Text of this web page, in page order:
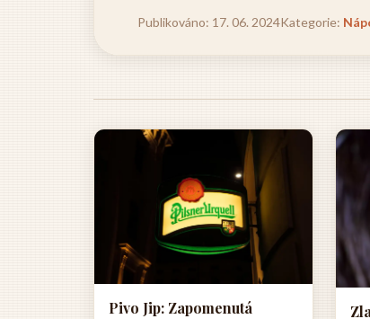
Publikováno: 17. 06. 2024Kategorie:
Pivo Jip: Zapomenutá